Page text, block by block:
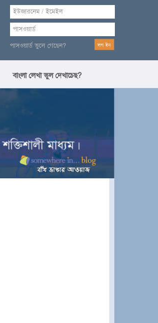
পাসওয়ার্ড ভুলে গেছেন?
বাংলা লেখা ভুল দেখাচেছ?